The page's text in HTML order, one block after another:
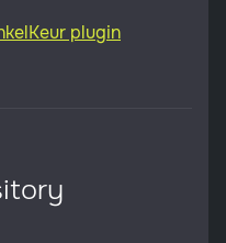
plugin